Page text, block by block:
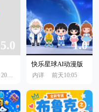
5.0
2022年07月19日
1.0
快乐星球AI动漫版
内详 前天10:05